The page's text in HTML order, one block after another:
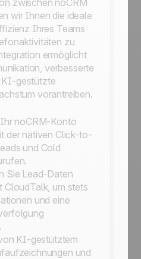
zwischen noCRM
wir Ihnen die ideale
Ihres Teams
zu
ermöglicht
verbesserte
KI-gestützte
vorantreiben.
noCRM-Konto
der nativen Click-to-
und Cold
Sie Lead-Daten
CloudTalk, um stets
und eine
KI-gestütztem
und